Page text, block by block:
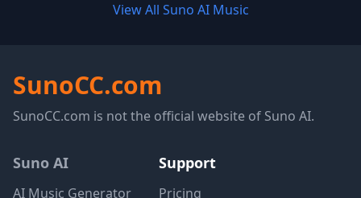
View All Suno AI Music
SunoCC.com
SunoCC.com is not the official website of Suno AI.
Suno AI
AI Music Generator
Support
Pricing